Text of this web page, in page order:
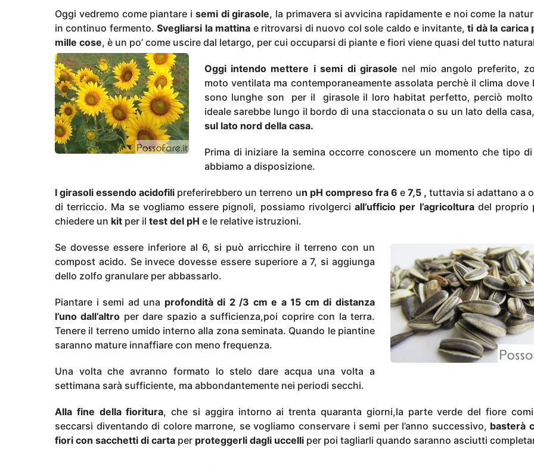
n
i
a
g
o
Oggi vedremo come piantare i semi di girasole, la primavera si avvicina rapidamente e noi come la
in continuo fermento.Svegliarsi la mattina e ritrovarsi di nuovo col sole caldo e invitante,ti dà la carica
mille cose, è un po’ come uscire dal letargo, per cui occuparsi di piante e fiori viene quasi del tutto
Oggi intendo mettere i semi di girasole nel mio angolo preferito,
moto ventilata ma contemporaneamente assolata perchè il clima dove
sono lunghe son per il girasole il loro habitat perfetto, perciò molto
ideale sarebbe lungo il bordo di una staccionata o su un lato della
sul lato nord della casa.
Prima di iniziare la semina occorre conoscere un momento che tipo
abbiamo a disposizione.
I girasoli essendo acidofili preferirebbero un terreno un pH compreso fra 6 e7,5 ,tuttavia si adattano a
di terriccio. Ma se vogliamo essere pignoli, possiamo rivolgerciall’ufficio per l’agricolturadel proprio
chiedere un kit per il test del pH e le relative istruzioni.
Se dovesse essere inferiore al 6, si può arricchire il terreno con un
compost acido. Se invece dovesse essere superiore a 7, si aggiunga
dello zolfo granulare per abbassarlo.
Piantare i semi ad una profondità di 2 /3 cm e a 15 cm di distanza
l’uno dall’altro per dare spazio a sufficienza,poi coprire con la terra.
Tenere il terreno umido interno alla zona seminata. Quando le piantine
saranno mature innaffiare con meno frequenza.
Una volta che avranno formato lo stelo dare acqua una volta a
settimana sarà sufficiente, ma abbondantemente nei periodi secchi.
Alla fine della fioritura, che si aggira intorno ai trenta quaranta giorni,la parte verde del fiore
seccarsi diventando di colore marrone, se vogliamo conservare i semi per l’anno successivo, basterà
fiori con sacchetti di carta per proteggerli dagli uccelli per poi tagliarli quando saranno asciutti